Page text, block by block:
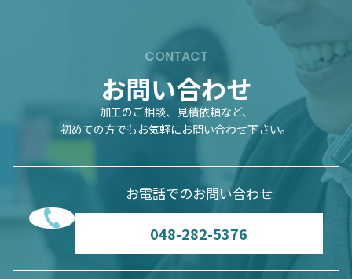
CONTACT
お問い合わせ
加工のご相談、見積依頼など、
初めての方でもお気軽にお問い合わせ下さい。
お電話でのお問い合わせ
048-282-5376